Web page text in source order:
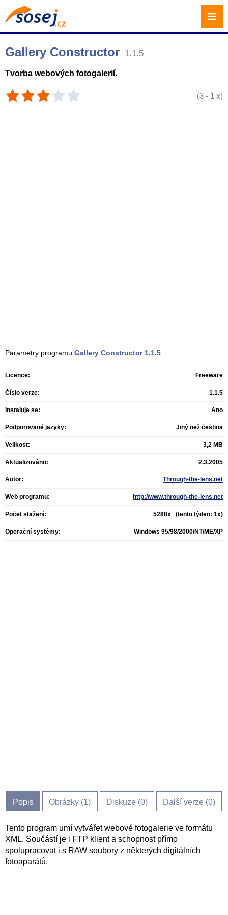
Gallery Constructor 1.1.5
Tvorba webových fotogalerií.
(3 - 1 x)
Parametry programu Gallery Constructor 1.1.5
Licence: Freeware
Číslo verze: 1.1.5
Instaluje se: Ano
Podporované jazyky: Jiný než čeština
Velikost: 3,2 MB
Aktualizováno: 2.3.2005
Autor: Through-the-lens.net
Web programu: http://www.through-the-lens.net
Počet stažení: 5288x (tento týden: 1x)
Operační systémy: Windows 95/98/2000/NT/ME/XP
Popis Obrázky (1) Diskuze (0) Další verze (0)
Tento program umí vytvářet webové fotogalerie ve formátu
XML. Součástí je i FTP klient a schopnost přímo
spolupracovat i s RAW soubory z některých digitálních
fotoaparátů.
≡